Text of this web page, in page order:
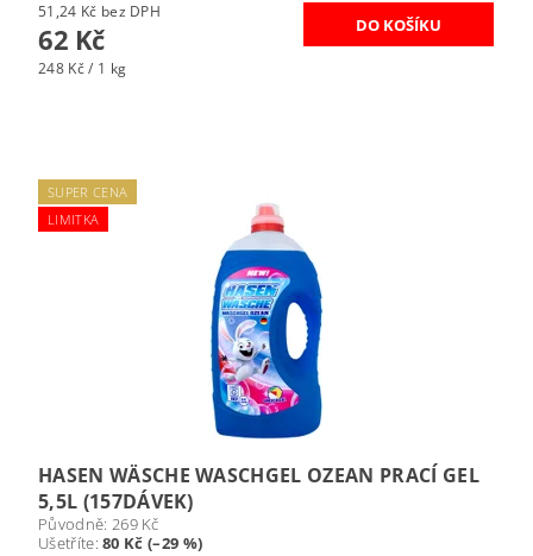
51,24 Kč bez DPH
62 Kč
248 Kč / 1 kg
SUPER CENA
LIMITKA
HASEN WÄSCHE WASCHGEL OZEAN PRACÍ GEL
5,5L (157DÁVEK)
Původně: 269 Kč
Ušetříte:80 Kč (–29 %)